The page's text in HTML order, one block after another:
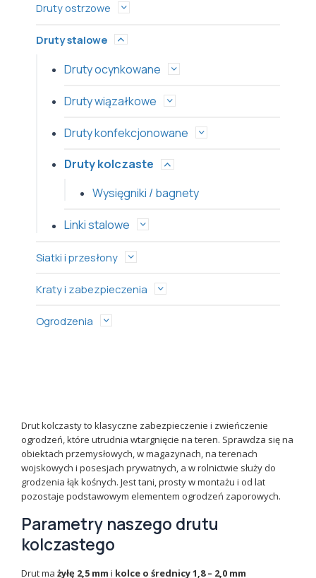
Druty ostrzowe
Druty stalowe
Druty ocynkowane
Druty wiązałkowe
Druty konfekcjonowane
Druty kolczaste
Wysięgniki / bagnety
Linki stalowe
Siatki i przesłony
Kraty i zabezpieczenia
Ogrodzenia
Drut kolczasty to klasyczne zabezpieczenie i zwieńczenie
ogrodzeń, które utrudnia wtargnięcie na teren. Sprawdza się na
obiektach przemysłowych, w magazynach, na terenach
wojskowych i posesjach prywatnych, a w rolnictwie służy do
grodzenia łąk kośnych. Jest tani, prosty w montażu i od lat
pozostaje podstawowym elementem ogrodzeń zaporowych.
Parametry naszego drutu
kolczastego
Drut mażyłę 2,5 mm i kolce o średnicy 1,8 – 2,0 mm